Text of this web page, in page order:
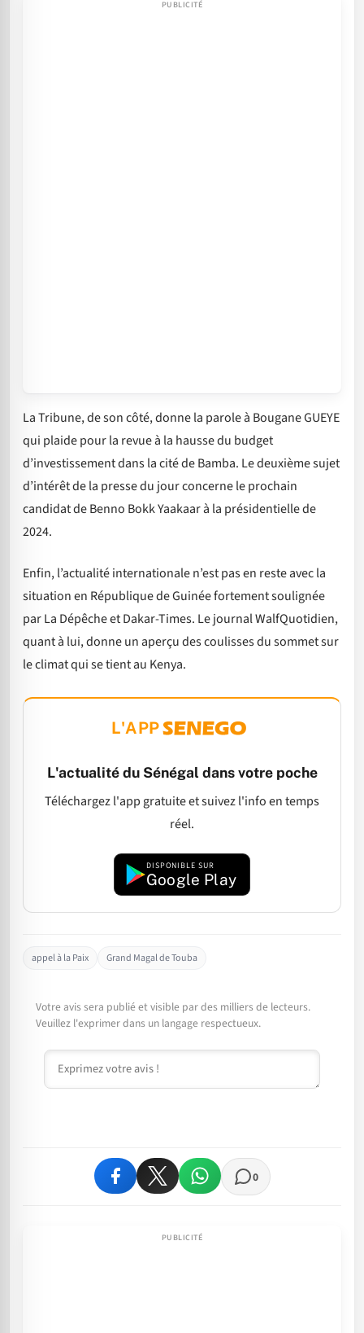
La Tribune, de son côté, donne la parole à Bougane GUEYE
qui plaide pour la revue à la hausse du budget
d’investissement dans la cité de Bamba. Le deuxième sujet
d’intérêt de la presse du jour concerne le prochain
candidat de Benno Bokk Yaakaar à la présidentielle de
2024.
Enfin, l’actualité internationale n’est pas en reste avec la
situation en République de Guinée fortement soulignée
par La Dépêche et Dakar-Times. Le journal WalfQuotidien,
quant à lui, donne un aperçu des coulisses du sommet sur
le climat qui se tient au Kenya.
L'APP
L'actualité du Sénégal dans votre poche
Téléchargez l'app gratuite et suivez l'info en temps
réel.
DISPONIBLE SUR
Google Play
appel à la Paix Grand Magal de Touba
Votre avis sera publié et visible par des milliers de lecteurs.
Veuillez l'exprimer dans un langage respectueux.
Commentaire
0